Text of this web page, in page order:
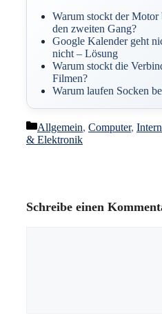
Warum stockt der Motor
den zweiten Gang?
Google Kalender geht
nicht – Lösung
Warum stockt die
Filmen?
Warum laufen Socken
Kategorien
Allgemein, Computer,
& Elektronik
Schreibe einen